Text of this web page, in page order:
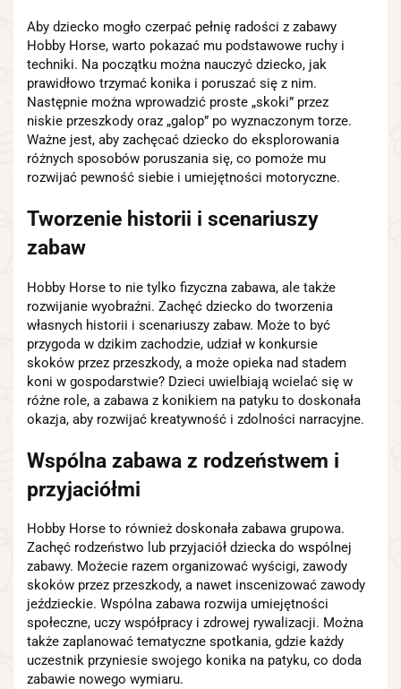
Aby dziecko mogło czerpać pełnię radości z zabawy
Hobby Horse, warto pokazać mu podstawowe ruchy i
techniki. Na początku można nauczyć dziecko, jak
prawidłowo trzymać konika i poruszać się z nim.
Następnie można wprowadzić proste „skoki” przez
niskie przeszkody oraz „galop” po wyznaczonym torze.
Ważne jest, aby zachęcać dziecko do eksplorowania
różnych sposobów poruszania się, co pomoże mu
rozwijać pewność siebie i umiejętności motoryczne.
Tworzenie historii i scenariuszy
zabaw
Hobby Horse to nie tylko fizyczna zabawa, ale także
rozwijanie wyobraźni. Zachęć dziecko do tworzenia
własnych historii i scenariuszy zabaw. Może to być
przygoda w dzikim zachodzie, udział w konkursie
skoków przez przeszkody, a może opieka nad stadem
koni w gospodarstwie? Dzieci uwielbiają wcielać się w
różne role, a zabawa z konikiem na patyku to doskonała
okazja, aby rozwijać kreatywność i zdolności narracyjne.
Wspólna zabawa z rodzeństwem i
przyjaciółmi
Hobby Horse to również doskonała zabawa grupowa.
Zachęć rodzeństwo lub przyjaciół dziecka do wspólnej
zabawy. Możecie razem organizować wyścigi, zawody
skoków przez przeszkody, a nawet inscenizować zawody
jeździeckie. Wspólna zabawa rozwija umiejętności
społeczne, uczy współpracy i zdrowej rywalizacji. Można
także zaplanować tematyczne spotkania, gdzie każdy
uczestnik przyniesie swojego konika na patyku, co doda
zabawie nowego wymiaru.